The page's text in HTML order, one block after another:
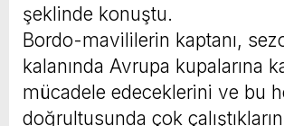
şeklinde konuştu.
Bordo-mavililerin kaptanı,
kalanında Avrupa kupalarına
mücadele edeceklerini ve bu
doğrultusunda çok